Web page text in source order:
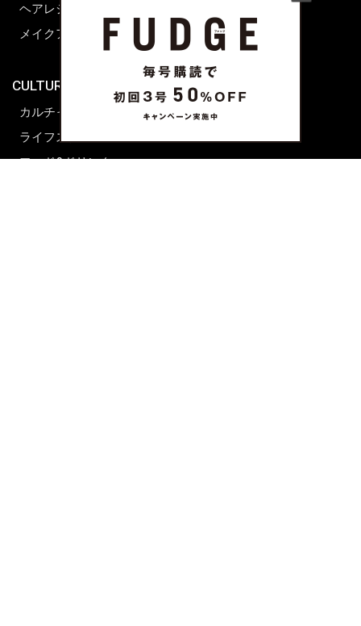
ヘアレシピ ストーリーズ
メイクアップティップス
CULTURE & LIFE
カルチャー
ライフスタイル
フード&ドリンク
ライフスタイル